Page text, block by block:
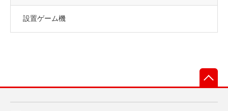
設置ゲーム機